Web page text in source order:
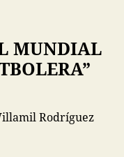
MUNDIAL
Rodríguez